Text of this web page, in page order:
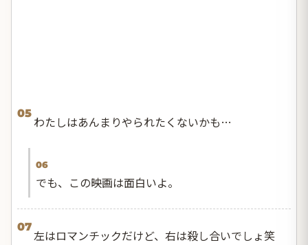
05
わたしはあんまりやられたくないかも…
06
でも、この映画は面白いよ。
07
左はロマンチックだけど、右は殺し合いでしょ笑